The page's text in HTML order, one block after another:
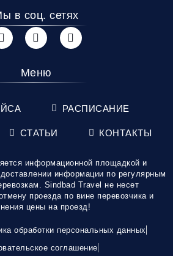
в соц. сетях
Меню
РАСПИСАНИЕ
СТАТЬИ КОНТАКТЫ
информационной площадкой и
информации по регулярным
Sindbad Travel не несет
проезда по вине перевозчика и
цены на проезд!
обработки персональных данных
соглашение